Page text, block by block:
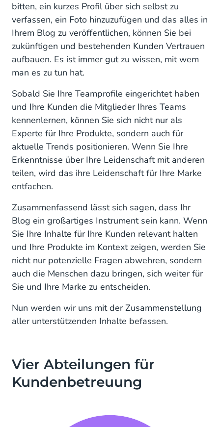
bitten, ein kurzes Profil über sich selbst zu
verfassen, ein Foto hinzuzufügen und das alles in
Ihrem Blog zu veröffentlichen, können Sie bei
zukünftigen und bestehenden Kunden Vertrauen
aufbauen. Es ist immer gut zu wissen, mit wem
man es zu tun hat.
Sobald Sie Ihre Teamprofile eingerichtet haben
und Ihre Kunden die Mitglieder Ihres Teams
kennenlernen, können Sie sich nicht nur als
Experte für Ihre Produkte, sondern auch für
aktuelle Trends positionieren. Wenn Sie Ihre
Erkenntnisse über Ihre Leidenschaft mit anderen
teilen, wird das ihre Leidenschaft für Ihre Marke
entfachen.
Zusammenfassend lässt sich sagen, dass Ihr
Blog ein großartiges Instrument sein kann. Wenn
Sie Ihre Inhalte für Ihre Kunden relevant halten
und Ihre Produkte im Kontext zeigen, werden Sie
nicht nur potenzielle Fragen abwehren, sondern
auch die Menschen dazu bringen, sich weiter für
Sie und Ihre Marke zu entscheiden.
Nun werden wir uns mit der Zusammenstellung
aller unterstützenden Inhalte befassen.
Vier Abteilungen für
Kundenbetreuung